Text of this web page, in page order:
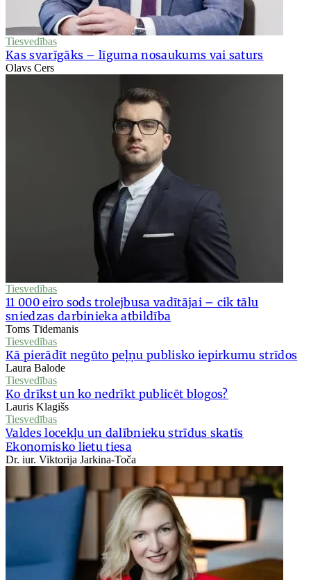
Tiesvedības
Kas svarīgāks – līguma nosaukums vai saturs
Olavs Cers
Tiesvedības
11 000 eiro sods trolejbusa vadītājai – cik tālu
sniedzas darbinieka atbildība
Toms Tīdemanis
Tiesvedības
Kā pierādīt negūto peļņu publisko iepirkumu strīdos
Laura Balode
Tiesvedības
Ko drīkst un ko nedrīkt publicēt blogos?
Lauris Klagišs
Tiesvedības
Valdes locekļu un dalībnieku strīdus skatīs
Ekonomisko lietu tiesa
Dr. iur. Viktorija Jarkina-Toča